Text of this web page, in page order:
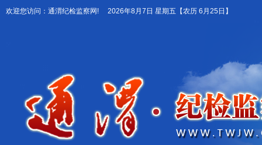
欢迎您访问：通渭纪检监察网! 2026年8月7日 星期五 【农历 6月25日】